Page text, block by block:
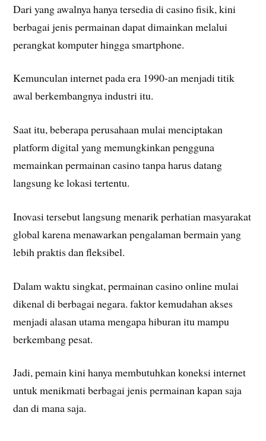
Dari yang awalnya hanya tersedia di casino fisik, kini
berbagai jenis permainan dapat dimainkan melalui
perangkat komputer hingga smartphone.
Kemunculan internet pada era 1990-an menjadi titik
awal berkembangnya industri itu.
Saat itu, beberapa perusahaan mulai menciptakan
platform digital yang memungkinkan pengguna
memainkan permainan casino tanpa harus datang
langsung ke lokasi tertentu.
Inovasi tersebut langsung menarik perhatian masyarakat
global karena menawarkan pengalaman bermain yang
lebih praktis dan fleksibel.
Dalam waktu singkat, permainan casino online mulai
dikenal di berbagai negara. faktor kemudahan akses
menjadi alasan utama mengapa hiburan itu mampu
berkembang pesat.
Jadi, pemain kini hanya membutuhkan koneksi internet
untuk menikmati berbagai jenis permainan kapan saja
dan di mana saja.